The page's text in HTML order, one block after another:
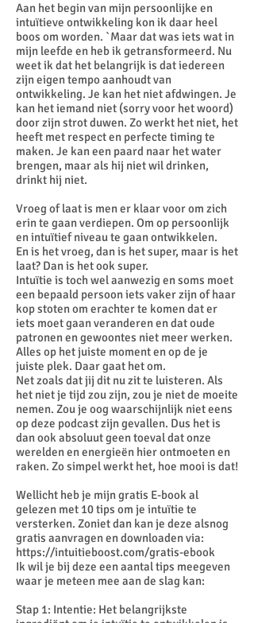
Aan het begin van mijn persoonlijke en
intuïtieve ontwikkeling kon ik daar heel
boos om worden. `Maar dat was iets wat in
mijn leefde en heb ik getransformeerd. Nu
weet ik dat het belangrijk is dat iedereen
zijn eigen tempo aanhoudt van
ontwikkeling. Je kan het niet afdwingen. Je
kan het iemand niet (sorry voor het woord)
door zijn strot duwen. Zo werkt het niet, het
heeft met respect en perfecte timing te
maken. Je kan een paard naar het water
brengen, maar als hij niet wil drinken,
drinkt hij niet.
Vroeg of laat is men er klaar voor om zich
erin te gaan verdiepen. Om op persoonlijk
en intuïtief niveau te gaan ontwikkelen.
En is het vroeg, dan is het super, maar is het
laat? Dan is het ook super.
Intuïtie is toch wel aanwezig en soms moet
een bepaald persoon iets vaker zijn of haar
kop stoten om erachter te komen dat er
iets moet gaan veranderen en dat oude
patronen en gewoontes niet meer werken.
Alles op het juiste moment en op de je
juiste plek. Daar gaat het om.
Net zoals dat jij dit nu zit te luisteren. Als
het niet je tijd zou zijn, zou je niet de moeite
nemen. Zou je oog waarschijnlijk niet eens
op deze podcast zijn gevallen. Dus het is
dan ook absoluut geen toeval dat onze
werelden en energieën hier ontmoeten en
raken. Zo simpel werkt het, hoe mooi is dat!
Wellicht heb je mijn gratis E-book al
gelezen met 10 tips om je intuïtie te
versterken. Zoniet dan kan je deze alsnog
gratis aanvragen en downloaden via:
https://intuitieboost.com/gratis-ebook
Ik wil je bij deze een aantal tips meegeven
waar je meteen mee aan de slag kan:
Stap 1: Intentie: Het belangrijkste